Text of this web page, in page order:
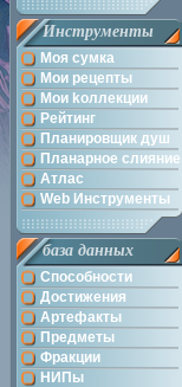
Инструменты
Моя сумка
Мои рецепты
Мои kоллекции
Рейтинг
Планировщик душ
Планарное слияние
Атлас
Web Инструменты
база данных
Способности
Достижения
Артефакты
Предметы
Фракции
НИПы